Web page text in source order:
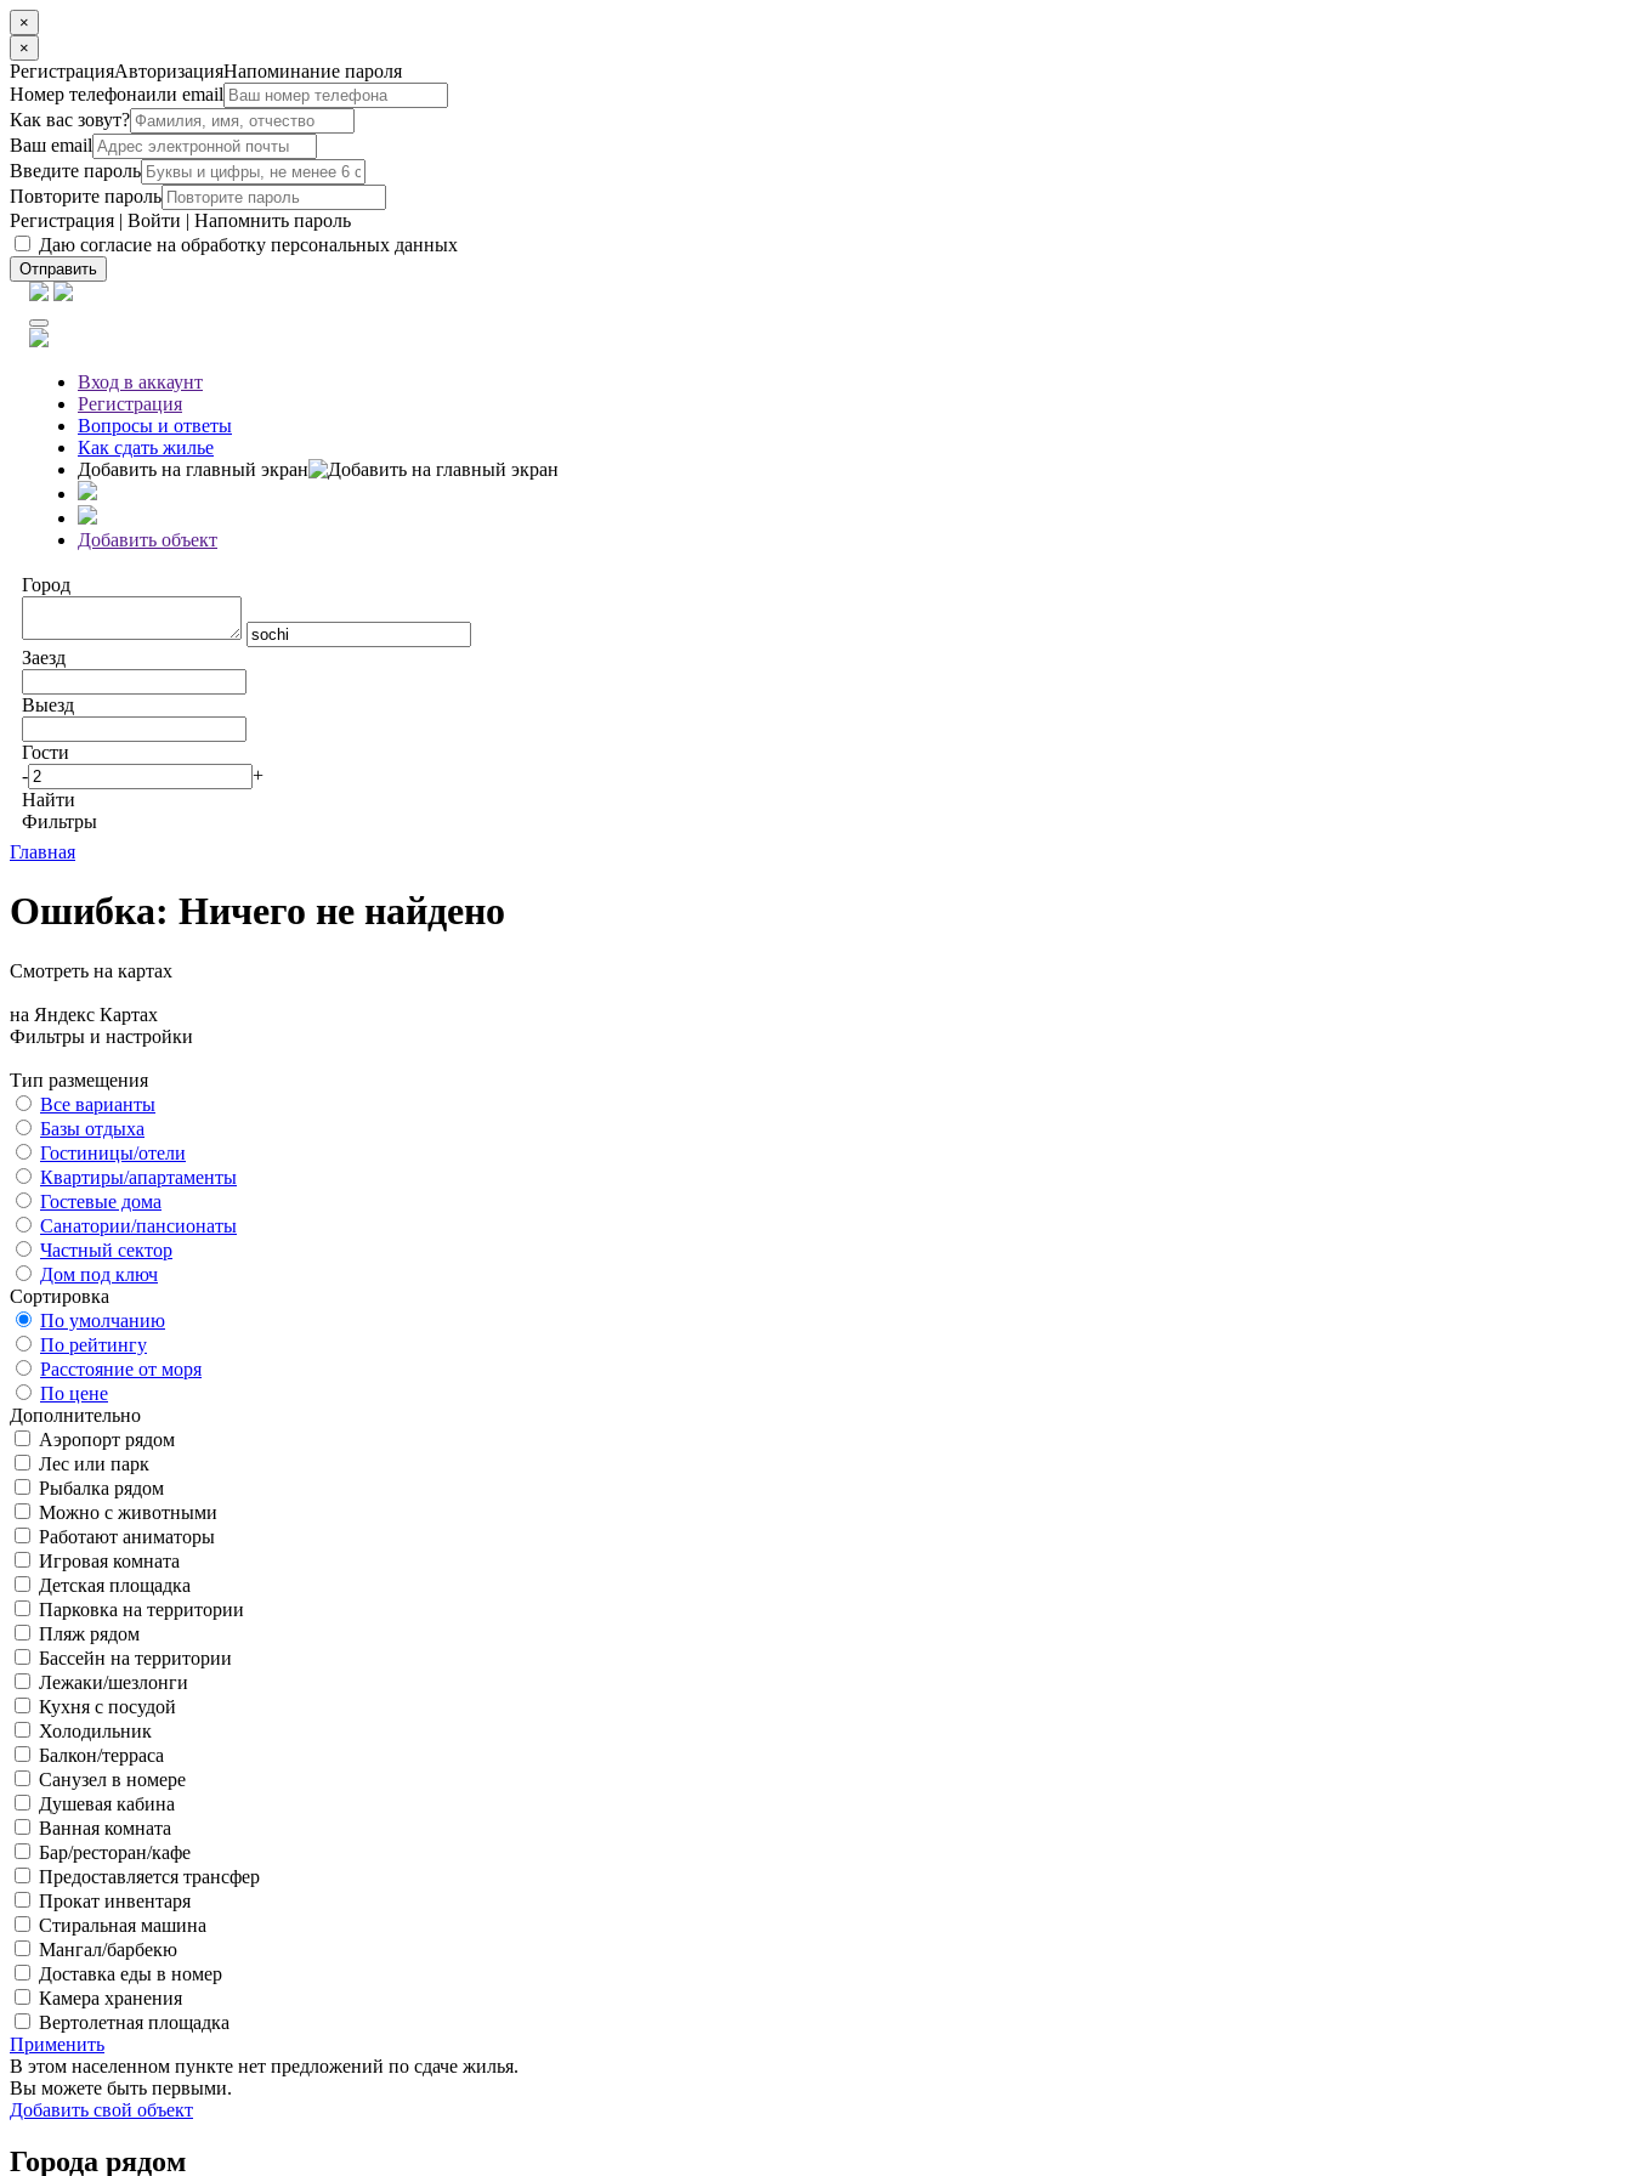
×
×
РегистрацияАвторизацияНапоминание пароля
Номер телефонаили email
Как вас зовут?
Ваш email
Введите пароль
Повторите пароль
Регистрация | Войти | Напомнить пароль
Даю согласие на обработку персональных данных
Отправить
Вход в аккаунт
Регистрация
Вопросы и ответы
Как сдать жилье
Добавить на главный экран
Добавить объект
Город
Заезд
Выезд
Гости
-
+
Найти
Фильтры
Главная
Ошибка: Ничего не найдено
Смотреть на картах
на Яндекс Картах
Фильтры и настройки
Тип размещения
Все варианты
Базы отдыха
Гостиницы/отели
Квартиры/апартаменты
Гостевые дома
Санатории/пансионаты
Частный сектор
Дом под ключ
Сортировка
По умолчанию
По рейтингу
Расстояние от моря
По цене
Дополнительно
Аэропорт рядом
Лес или парк
Рыбалка рядом
Можно с животными
Работают аниматоры
Игровая комната
Детская площадка
Парковка на территории
Пляж рядом
Бассейн на территории
Лежаки/шезлонги
Кухня с посудой
Холодильник
Балкон/терраса
Санузел в номере
Душевая кабина
Ванная комната
Бар/ресторан/кафе
Предоставляется трансфер
Прокат инвентаря
Стиральная машина
Мангал/барбекю
Доставка еды в номер
Камера хранения
Вертолетная площадка
Применить
В этом населенном пункте нет предложений по сдаче жилья.
Вы можете быть первыми.
Добавить свой объект
Города рядом